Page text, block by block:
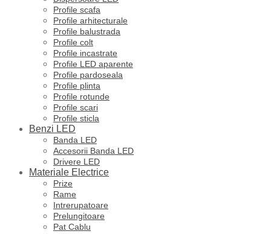
Profile scafa
Profile arhitecturale
Profile balustrada
Profile colt
Profile incastrate
Profile LED aparente
Profile pardoseala
Profile plinta
Profile rotunde
Profile scari
Profile sticla
Benzi LED
Banda LED
Accesorii Banda LED
Drivere LED
Materiale Electrice
Prize
Rame
Intrerupatoare
Prelungitoare
Pat Cablu